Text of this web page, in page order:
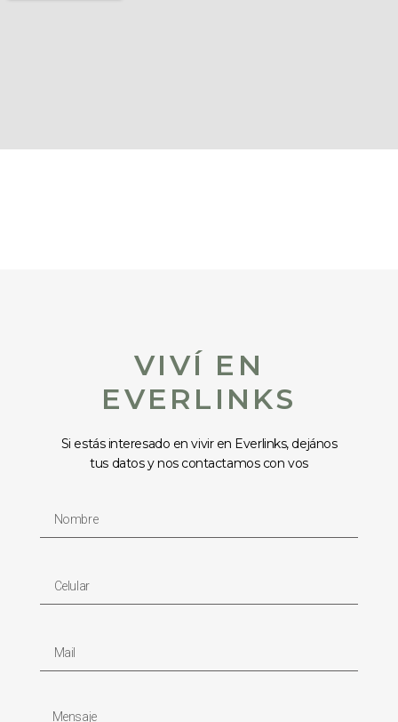
VIVÍ EN
EVERLINKS
Si estás interesado en vivir en Everlinks, dejános
tus datos y nos contactamos con vos